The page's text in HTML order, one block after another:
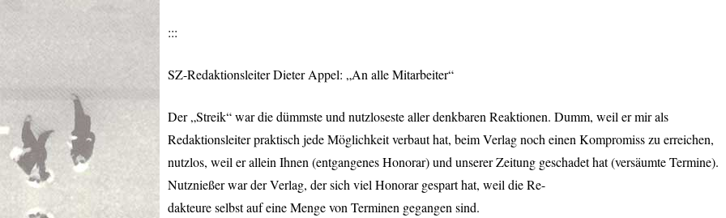
:::
SZ-Redaktionsleiter Dieter Appel: „An alle Mitarbeiter“
Der „Streik“ war die dümmste und nutzloseste aller denkbaren Reaktionen. Dumm, weil er mir als
Redaktionsleiter praktisch jede Möglichkeit verbaut hat, beim Verlag noch einen Kompromiss zu erreichen,
nutzlos, weil er allein Ihnen (entgangenes Honorar) und unserer Zeitung geschadet hat (versäumte Termine).
Nutznießer war der Verlag, der sich viel Honorar gespart hat, weil die Re-
dakteure selbst auf eine Menge von Terminen gegangen sind.